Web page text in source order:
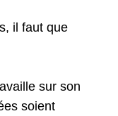
il faut que
sur son
soient